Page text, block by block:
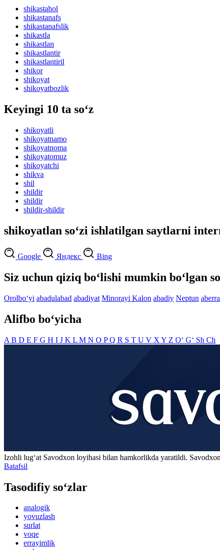
shikastahol
shikastanafs
shikastanafslik
shikastla
shikastlan
shikastlantir
shikastlantiril
shikor
shikoyat
shikoyatbozlik
Keyingi 10 ta so‘z
shikoyatli
shikoyatnamo
shikoyatnoma
shikoyatomuz
shikoyatchi
shikva
shil
shildir
shildir
shildir-shildir
shikoyatlan so‘zi ishlatilgan saytlarni
Google Яндекс Bing
Siz uchun qiziq bo‘lishi mumkin bo‘lgan
Orolbo‘yi abadulabad abadiyat Minorayi Kalon abadiy Neptun
Alifbo bo‘yicha
A B D E F G H I J K L M N O PQ R S T U V X Y Z O‘ G‘ Sh Ch
Izohli lugʻat Savodxon loyihasi bilan hamkorlikda yaratildi.
Batafsil
Tasodifiy so‘zlar
analogik
yovuzlash
surlat
voqe
errayimlik